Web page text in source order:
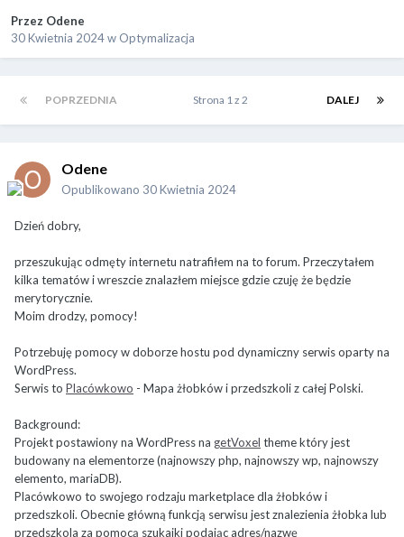
Przez Odene
30 Kwietnia 2024w Optymalizacja
POPRZEDNIA DALEJ
Strona 1 z 2
Odene
Opublikowano 30 Kwietnia 2024
Dzień dobry,
przeszukując odmęty internetu natrafiłem na to forum. Przeczytałem
kilka tematów i wreszcie znalazłem miejsce gdzie czuję że będzie
merytorycznie.
Moim drodzy, pomocy!
Potrzebuję pomocy w doborze hostu pod dynamiczny serwis oparty na
WordPress.
Serwis to Placówkowo - Mapa żłobków i przedszkoli z całej Polski.
Background:
Projekt postawiony na WordPress na getVoxel theme który jest
budowany na elementorze (najnowszy php, najnowszy wp, najnowszy
elemento, mariaDB).
Placówkowo to swojego rodzaju marketplace dla żłobków i
przedszkoli. Obecnie główną funkcją serwisu jest znalezienia żłobka lub
przedszkola za pomocą szukajki podając adres/nazwę